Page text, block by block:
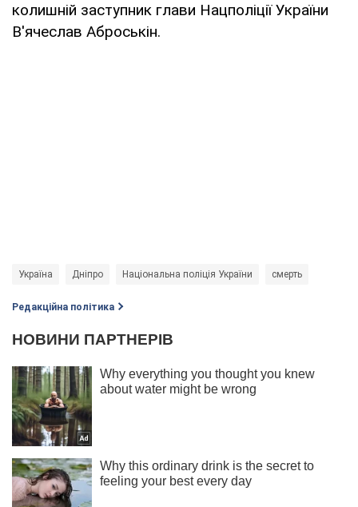
колишній заступник глави Нацполіції України
В'ячеслав Аброськін.
Україна Дніпро Національна поліція України смерть
Редакційна політика